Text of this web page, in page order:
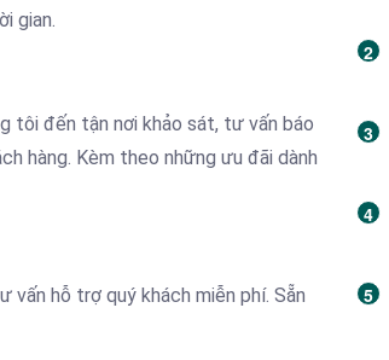
gian.
tôi đến tận nơi khảo sát, tư vấn báo
hàng. Kèm theo những ưu đãi dành
vấn hỗ trợ quý khách miễn phí. Sẵn